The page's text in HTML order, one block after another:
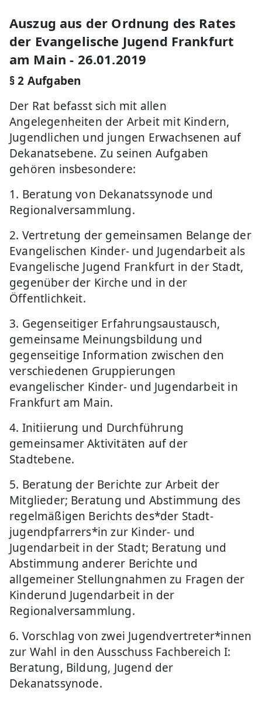
Auszug aus der Ordnung des Rates
der Evangelische Jugend Frankfurt
am Main - 26.01.2019
§ 2 Aufgaben
Der Rat befasst sich mit allen
Angelegenheiten der Arbeit mit Kindern,
Jugendlichen und jungen Erwachsenen auf
Dekanatsebene. Zu seinen Aufgaben
gehören insbesondere:
1. Beratung von Dekanatssynode und
Regionalversammlung.
2. Vertretung der gemeinsamen Belange der
Evangelischen Kinder- und Jugendarbeit als
Evangelische Jugend Frankfurt in der Stadt,
gegenüber der Kirche und in der
Öffentlichkeit.
3. Gegenseitiger Erfahrungsaustausch,
gemeinsame Meinungsbildung und
gegenseitige Information zwischen den
verschiedenen Gruppierungen
evangelischer Kinder- und Jugendarbeit in
Frankfurt am Main.
4. Initiierung und Durchführung
gemeinsamer Aktivitäten auf der
Stadtebene.
5. Beratung der Berichte zur Arbeit der
Mitglieder; Beratung und Abstimmung des
regelmäßigen Berichts des*der Stadt-
jugendpfarrers*in zur Kinder- und
Jugendarbeit in der Stadt; Beratung und
Abstimmung anderer Berichte und
allgemeiner Stellungnahmen zu Fragen der
Kinderund Jugendarbeit in der
Regionalversammlung.
6. Vorschlag von zwei Jugendvertreter*innen
zur Wahl in den Ausschuss Fachbereich I:
Beratung, Bildung, Jugend der
Dekanatssynode.